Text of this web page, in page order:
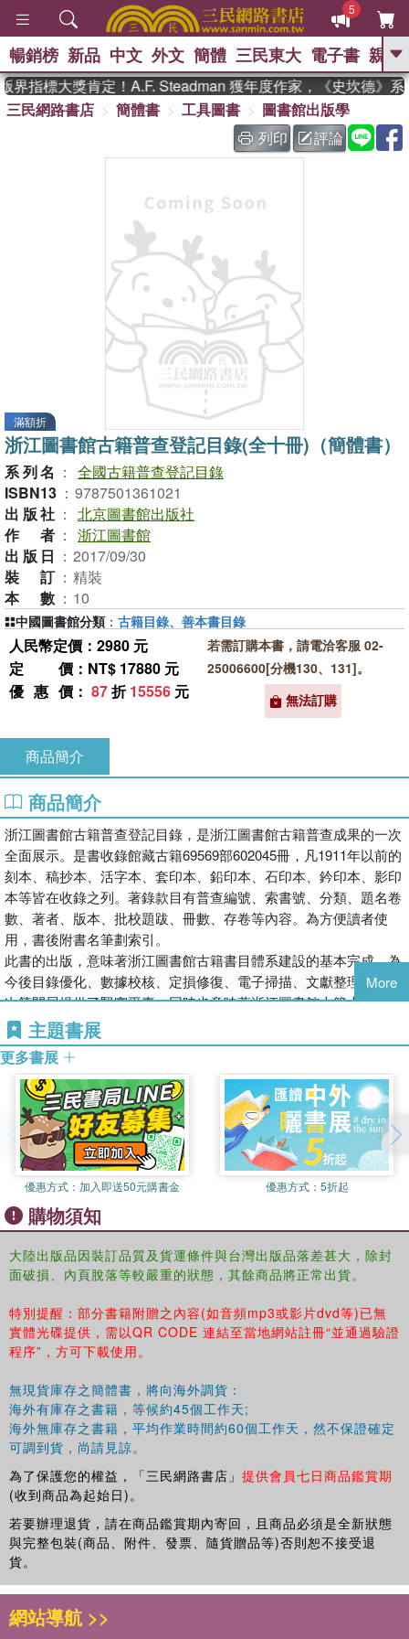
5
GO
熱搜： 東野圭吾 、 The Odyssey
、 如果歷史是一群喵 、 暑期
國際布克獎 臺灣漫遊錄 、 方
暢銷榜 新品 中文 外文 簡體 三民東大 電子書 親子
指標大獎肯定！A.F. Steadman 獲年度作家，《史坎德》系
三民網路書店
簡體書 工具圖書
圖書館出版學
列印
評論
滿額折
浙江圖書館古籍普查登記目錄(全十冊)（簡體書）
系列名 ： 全國古籍普查登記目錄
ISBN13 ： 9787501361021
出版社 ： 北京圖書館出版社
作者 ： 浙江圖書館
出版日 ： 2017/09/30
裝訂 ： 精裝
本數 ： 10
人民幣定價：2980 元
定價 ：NT$ 17880 元
優惠價 ： 87折15556 元
若需訂購本書，請電洽客服 02-
25006600[分機130、131]。
無法訂購
中國圖書館分類 ： 古籍目錄、善本書目錄
商品簡介
商品簡介
浙江圖書館古籍普查登記目錄，是浙江圖書館古籍普查成果的一次
全面展示。是書收錄館藏古籍69569部602045冊，凡1911年以前的
刻本、稿抄本、活字本、套印本、鉛印本、石印本、鈐印本、影印
本等皆在收錄之列。著錄款目有普查編號、索書號、分類、題名卷
數、著者、版本、批校題跋、冊數、存卷等內容。為方便讀者使
用，書後附書名筆劃索引。
此書的出版，意味著浙江圖書館古籍書目體系建設的基本完成，為
今後目錄優化、數據校核、定損修復、電子掃描、文獻整理等工作
次第開展提供了堅實平臺，同時也意味著浙江圖書館古籍大數據時
代的全面開啟，為讀者閱讀利用館藏打開了一扇方便大門，為後續
各項專題研究工作奠定了基礎。
More
主題書展
更多書展
優惠方式： 加入即送50元購書金 優惠方式： 5折起
購物須知
大陸出版品因裝訂品質及貨運條件與台灣出版品落差甚大，除封
面破損、內頁脫落等較嚴重的狀態，其餘商品將正常出貨。
特別提醒：部分書籍附贈之內容(如音頻mp3或影片dvd等)已無
實體光碟提供，需以QR CODE 連結至當地網站註冊“並通過驗證
程序”，方可下載使用。
無現貨庫存之簡體書，將向海外調貨：
海外有庫存之書籍，等候約45個工作天;
海外無庫存之書籍，平均作業時間約60個工作天，然不保證確定
可調到貨，尚請見諒。
為了保護您的權益，「三民網路書店」 提供會員七日商品鑑賞期
(收到商品為起始日)。
若要辦理退貨，請在商品鑑賞期內寄回，且商品必須是全新狀態
與完整包裝(商品、附件、發票、隨貨贈品等)否則恕不接受退
貨。
網站導航 >>